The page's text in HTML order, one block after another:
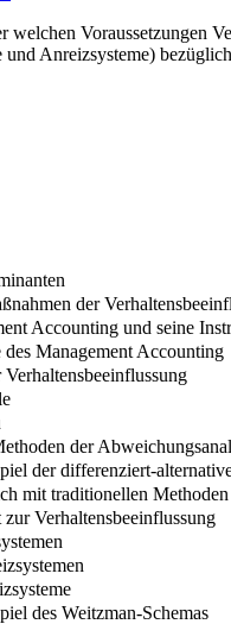
Voraussetzungen
Anreizsysteme)
der
Accounting und seine
Management Accounting
der
der differenziert-
mit traditionellen Methoden
Verhaltensbeeinflussung
des Weitzman-Schemas